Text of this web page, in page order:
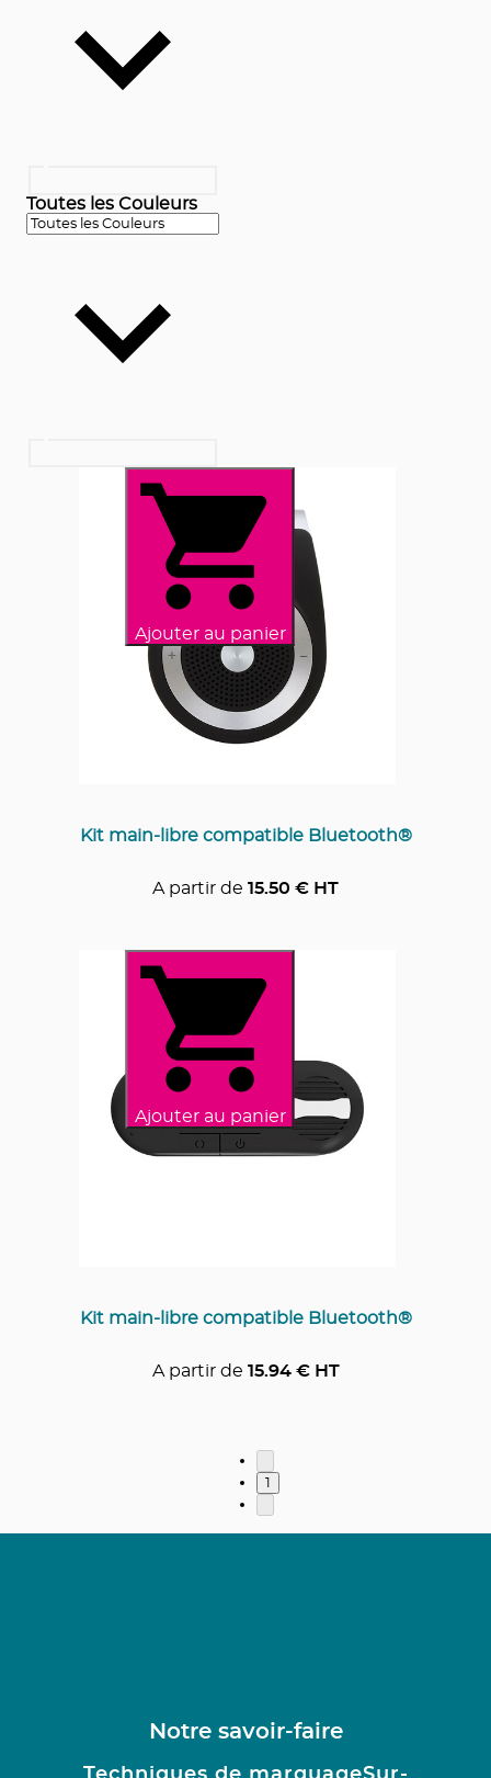
Toutes les Couleurs
Ajouter au panier
Kit main-libre compatible Bluetooth®
A partir de 15.50 € HT
Ajouter au panier
Kit main-libre compatible Bluetooth®
A partir de 15.94€ HT
1
Notre savoir-faire